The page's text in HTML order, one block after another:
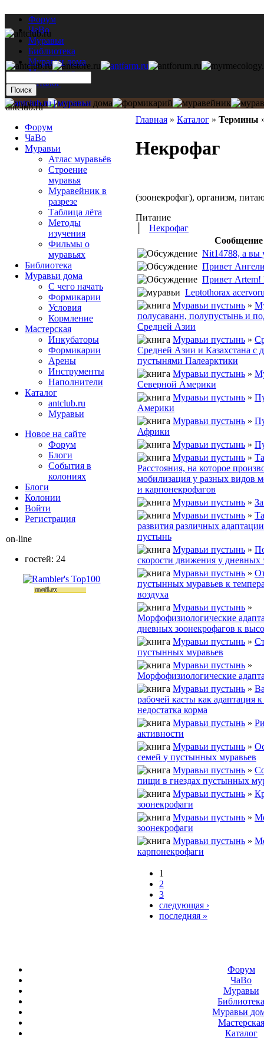
Форум
ЧаВо
Муравьи
Библиотека
Муравьи дома
Мастерская
Каталог
Главная » Каталог » Термины
Некрофаг
(зоонекрофаг), организм,
Питание
Некрофаг
Сообщение
Nit14788, а вы
Привет
Привет Artem!
Leptothorax
Муравьи пустынь »
полусаванн, полупустынь и
Средней Азии
Муравьи пустынь »
Средней Азии и Казахстана с
пустынями Палеарктики
Муравьи пустынь »
Северной Америки
Муравьи пустынь »
Америки
Муравьи пустынь »
Африки
Муравьи пустынь »
Муравьи пустынь »
Расстояния, на которое
мобилизация у разных видов
и карпонекрофагов
Муравьи пустынь »
Муравьи пустынь »
развития различных
пустынь
Муравьи пустынь »
скорости движения у дневных
Муравьи пустынь »
пустынных муравьев к
воздуха
Муравьи пустынь »
Морфофизиологические
дневных зоонекрофагов к
Муравьи пустынь »
пустынных муравьев
Муравьи пустынь »
Морфофизиологические
Муравьи пустынь »
рабочей касты как адаптация
недостатка корма
Муравьи пустынь »
активности
Муравьи пустынь »
семей у пустынных муравьев
Муравьи пустынь »
пищи в гнездах пустынных
Муравьи пустынь »
зоонекрофаги
Муравьи пустынь »
зоонекрофаги
Муравьи пустынь »
карпонекрофаги
1
2
3
следующая ›
последняя »
antclub.ru
Форум
ЧаВо
Муравьи
Атлас муравьёв
Строение
муравья
Муравейник в
разрезе
Таблица лёта
Методы
изучения
Фильмы о
муравьях
Библиотека
Муравьи дома
С чего начать
Формикарии
Условия
Кормление
Мастерская
Инкубаторы
Формикарии
Арены
Инструменты
Наполнители
Каталог
antclub.ru
Муравьи
Новое на сайте
Форум
Блоги
События в
колониях
Блоги
Колонии
Войти
Peгиcтpaция
on-line
гостей: 24
Форум
ЧаВо
Муравьи
Муравьи
Мастерская
Каталог